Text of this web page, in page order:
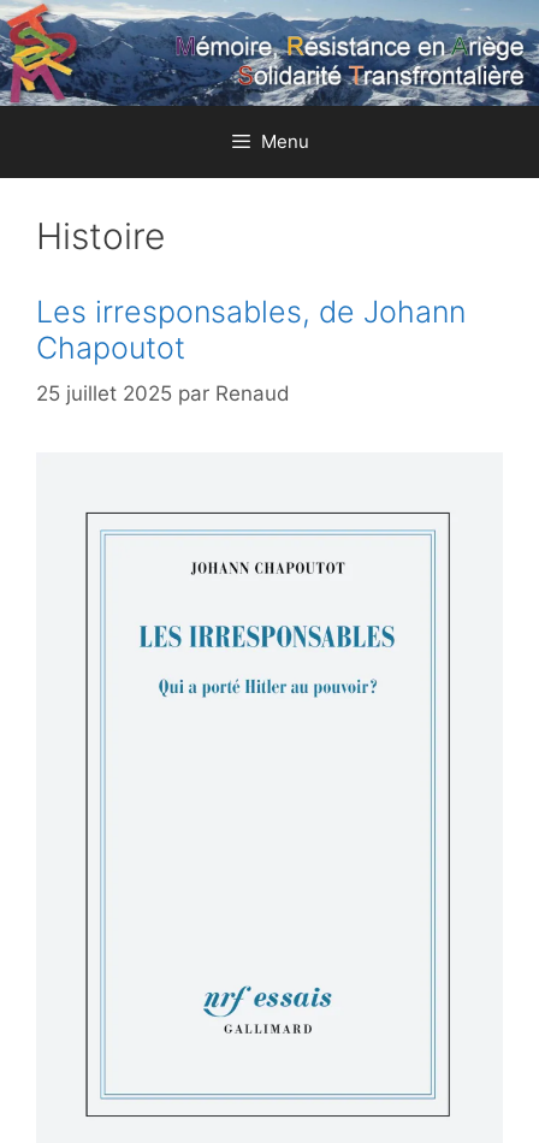
Aller
au
contenu
Menu
Histoire
Les irresponsables, de Johann
Chapoutot
25 juillet 2025 par Renaud